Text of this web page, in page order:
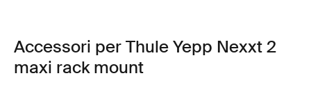
Accessori per Thule Yepp Nexxt 2
maxi rack mount